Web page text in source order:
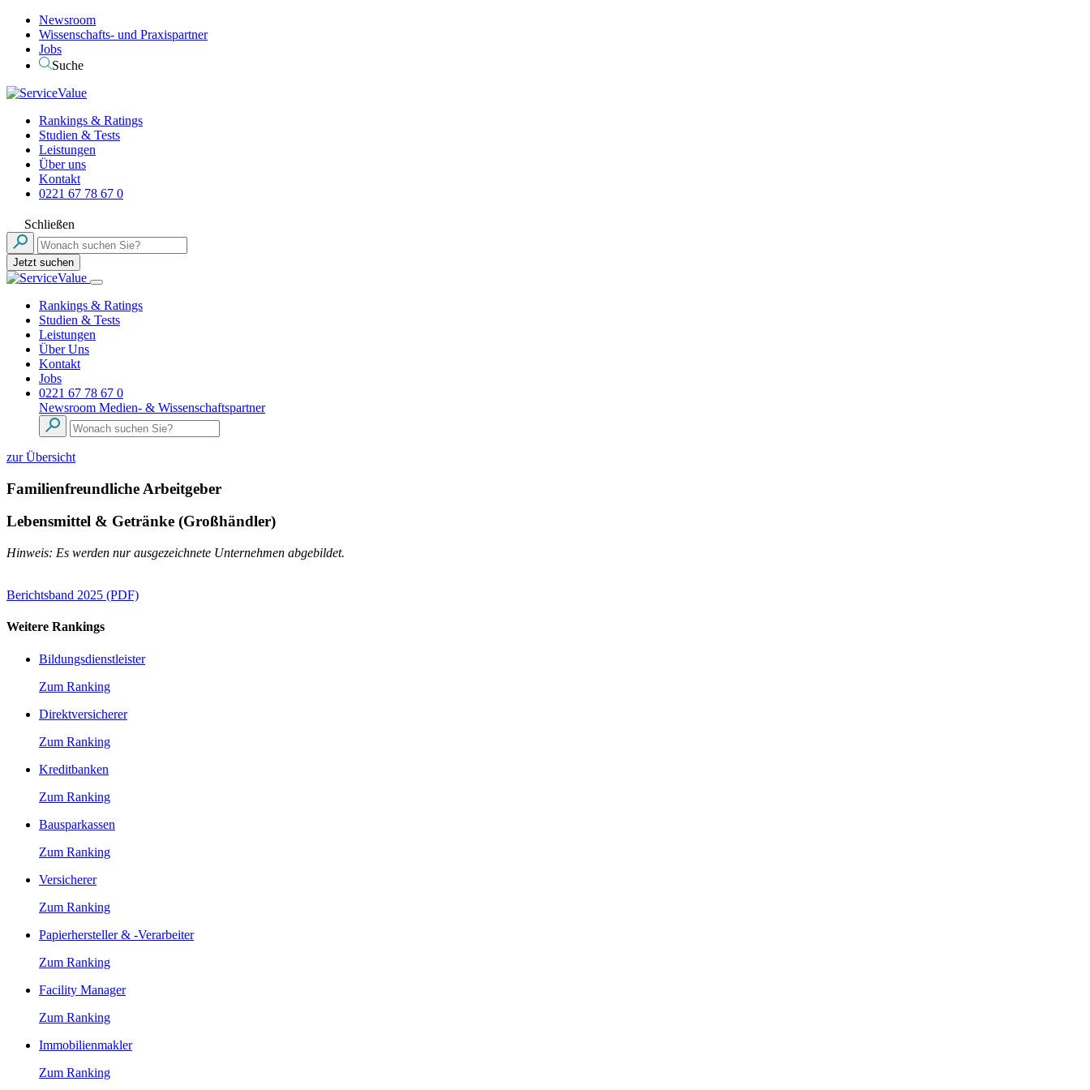
Newsroom
Wissenschafts- und Praxispartner
Jobs
Suche
Rankings & Ratings
Studien & Tests
Leistungen
Über uns
Kontakt
0221 67 78 67 0
Schließen
Jetzt suchen
Rankings & Ratings
Studien & Tests
Leistungen
Über Uns
Kontakt
Jobs
0221 67 78 67 0
Newsroom Medien- & Wissenschaftspartner
zur Übersicht
Familienfreundliche Arbeitgeber
Lebensmittel & Getränke (Großhändler)
Hinweis: Es werden nur ausgezeichnete Unternehmen abgebildet.
Berichtsband 2025 (PDF)
Weitere Rankings
Bildungsdienstleister
Zum Ranking
Direktversicherer
Zum Ranking
Kreditbanken
Zum Ranking
Bausparkassen
Zum Ranking
Versicherer
Zum Ranking
Papierhersteller & -Verarbeiter
Zum Ranking
Facility Manager
Zum Ranking
Immobilienmakler
Zum Ranking